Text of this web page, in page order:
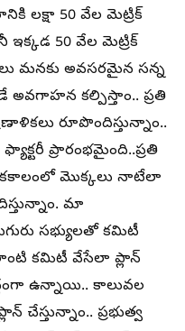
లక్షా 50 వేల మెట్రిక్
ఇక్కడ 50 వేల మెట్రిక్
మనకు అవసరమైన సన్న
అవగాహన కల్పిస్తాం.. ప్రతి
రూపొందిస్తున్నాం..
ప్రారంభమైంది..ప్రతి
ఏకకాలంలో మొక్కలు నాటేలా
మా
సభ్యులతో కమిటీ
కమిటీ వేసేలా ప్లాన్
ఉన్నాయి.. కాలువల
చేస్తున్నాం.. ప్రభుత్వ